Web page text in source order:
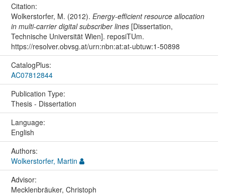
Citation:
Wolkerstorfer, M. (2012). Energy-efficient resource allocation
in multi-carrier digital subscriber lines[Dissertation,
Technische Universität Wien]. reposiTUm.
https://resolver.obvsg.at/urn:nbn:at:at-ubtuw:1-50898
CatalogPlus:
AC07812844
Publication Type:
Thesis - Dissertation
Language:
English
Authors:
Wolkerstorfer, Martin
Advisor:
Mecklenbräuker, Christoph